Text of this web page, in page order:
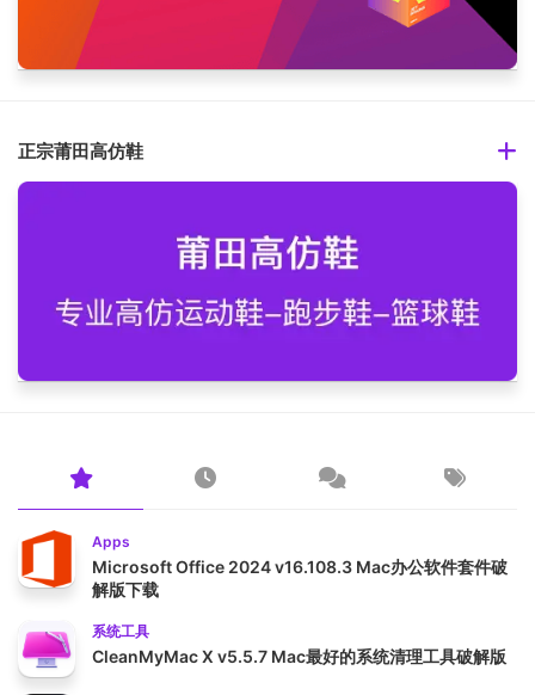
正宗莆田高仿鞋
Apps
Microsoft Office 2024 v16.108.3 Mac办公软件套件破
解版下载
系统工具
CleanMyMac X v5.5.7 Mac最好的系统清理工具破解版